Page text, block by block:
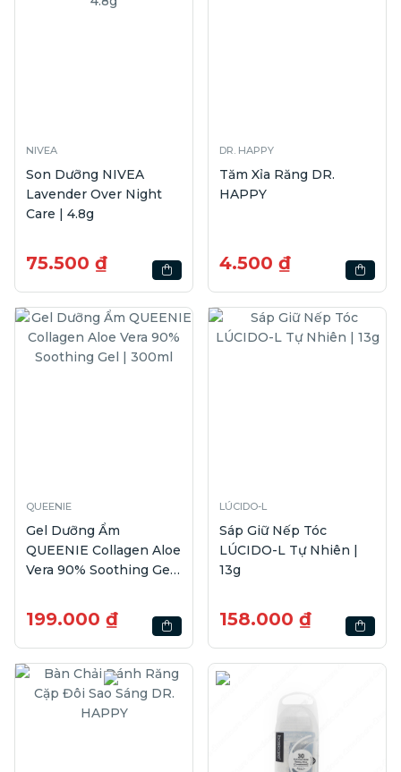
NIVEA
Son Dưỡng NIVEA
Lavender Over Night
Care | 4.8g
75.500 ₫
DR. HAPPY
Tăm Xỉa Răng DR.
HAPPY
4.500 ₫
QUEENIE
Gel Dưỡng Ẩm
QUEENIE Collagen Aloe
Vera 90% Soothing Gel |
199.000 ₫
LÚCIDO-L
Sáp Giữ Nếp Tóc
LÚCIDO-L Tự Nhiên |
13g
158.000 ₫